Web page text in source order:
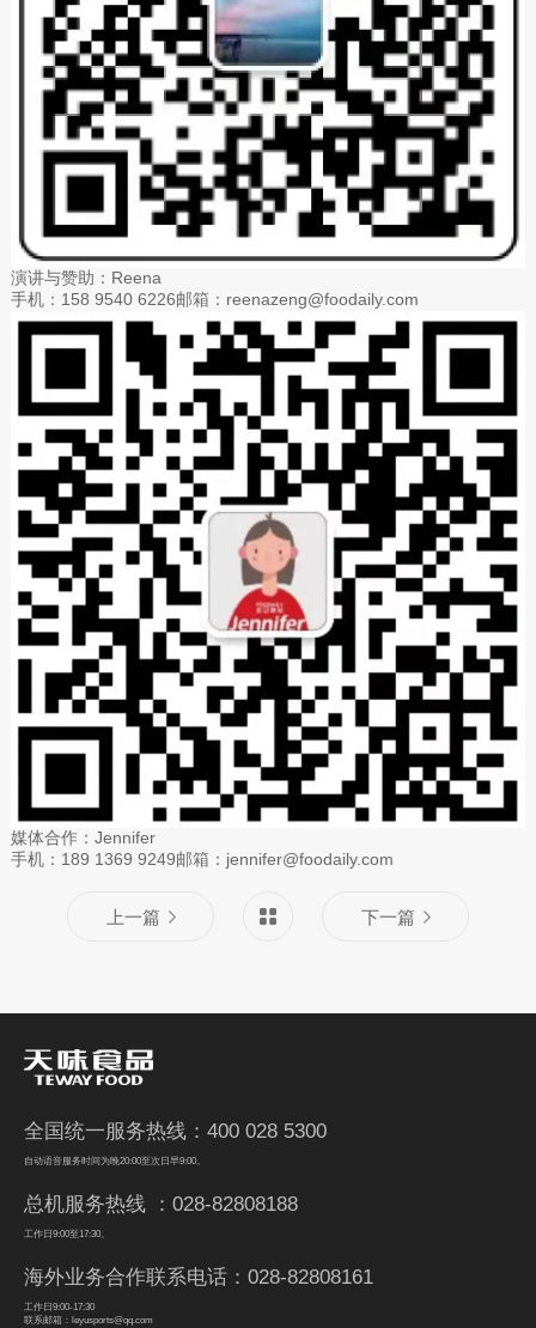
演讲与赞助：Reena
手机：158 9540 6226邮箱：reenazeng@foodaily.com
媒体合作：Jennifer
手机：189 1369 9249邮箱：jennifer@foodaily.com
上一篇 下一篇
全国统一服务热线：400 028 5300
自动语音服务时间为晚20:00至次日早9:00。
总机服务热线 ：028-82808188
工作日9:00至17:30。
海外业务合作联系电话：028-82808161
工作日9:00-17:30
联系邮箱：leyusports@qq.com